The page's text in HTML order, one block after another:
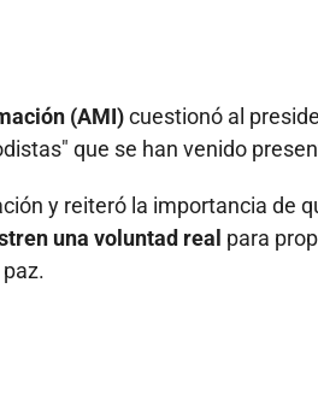
(AMI)cuestionó al
que se han venido
y reiteró la importancia de
una voluntad real para